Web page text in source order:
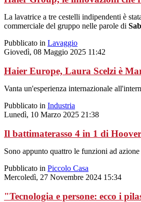
La lavatrice a tre cestelli indipendenti è
commerciale del gruppo nelle parole di
Pubblicato in Lavaggio
Giovedì, 08 Maggio 2025 11:42
Haier Europe, Laura Scelzi è
Vanta un'esperienza internazionale
Pubblicato in Industria
Lunedì, 10 Marzo 2025 21:38
Il battimaterasso 4 in 1 di Hoover
Sono appunto quattro le funzioni ad
Pubblicato in Piccolo Casa
Mercoledì, 27 Novembre 2024 15:34
"Tecnologia e persone: ecco i